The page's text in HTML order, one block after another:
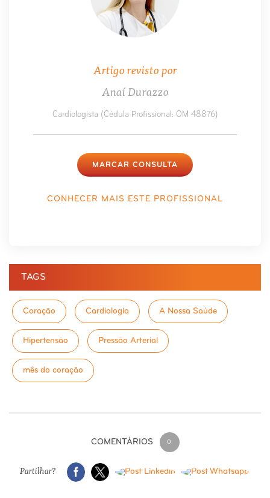
Artigo revisto por
Anaí Durazzo
Cardiologista (Cédula Profissional: OM 48876)
MARCAR CONSULTA
CONHECER MAIS ESTE PROFISSIONAL
TAGS
Coração Cardiologia A Nossa Saúde
Hipertensão Pressão Arterial
mês do coração
COMENTÁRIOS 0
Partilhar?